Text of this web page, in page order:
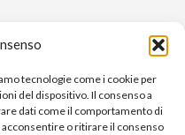
tecnologie come i cookie per
del dispositivo. Il consenso a
dati come il comportamento di
acconsentire o ritirare il consenso